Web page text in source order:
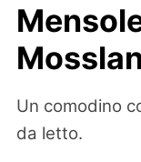
Un comodino
da letto.